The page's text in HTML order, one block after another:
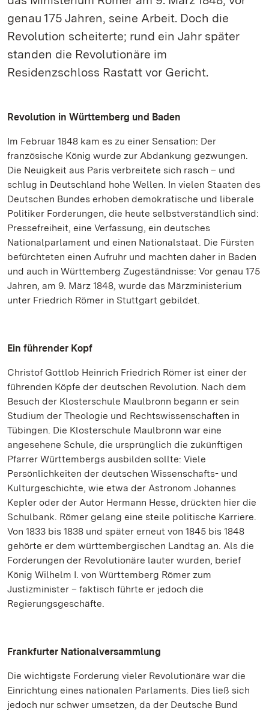
genau 175 Jahren, seine Arbeit. Doch die
Revolution scheiterte; rund ein Jahr später
standen die Revolutionäre im
Residenzschloss Rastatt vor Gericht.
Revolution in Württemberg und Baden
Im Februar 1848 kam es zu einer Sensation: Der
französische König wurde zur Abdankung gezwungen.
Die Neuigkeit aus Paris verbreitete sich rasch – und
schlug in Deutschland hohe Wellen. In vielen Staaten des
Deutschen Bundes erhoben demokratische und liberale
Politiker Forderungen, die heute selbstverständlich sind:
Pressefreiheit, eine Verfassung, ein deutsches
Nationalparlament und einen Nationalstaat. Die Fürsten
befürchteten einen Aufruhr und machten daher in Baden
und auch in Württemberg Zugeständnisse: Vor genau 175
Jahren, am 9. März 1848, wurde das Märzministerium
unter Friedrich Römer in Stuttgart gebildet.
Ein führender Kopf
Christof Gottlob Heinrich Friedrich Römer ist einer der
führenden Köpfe der deutschen Revolution. Nach dem
Besuch der Klosterschule Maulbronn begann er sein
Studium der Theologie und Rechtswissenschaften in
Tübingen. Die Klosterschule Maulbronn war eine
angesehene Schule, die ursprünglich die zukünftigen
Pfarrer Württembergs ausbilden sollte: Viele
Persönlichkeiten der deutschen Wissenschafts- und
Kulturgeschichte, wie etwa der Astronom Johannes
Kepler oder der Autor Hermann Hesse, drückten hier die
Schulbank. Römer gelang eine steile politische Karriere.
Von 1833 bis 1838 und später erneut von 1845 bis 1848
gehörte er dem württembergischen Landtag an. Als die
Forderungen der Revolutionäre lauter wurden, berief
König Wilhelm I. von Württemberg Römer zum
Justizminister – faktisch führte er jedoch die
Regierungsgeschäfte.
Frankfurter Nationalversammlung
Die wichtigste Forderung vieler Revolutionäre war die
Einrichtung eines nationalen Parlaments. Dies ließ sich
jedoch nur schwer umsetzen, da der Deutsche Bund